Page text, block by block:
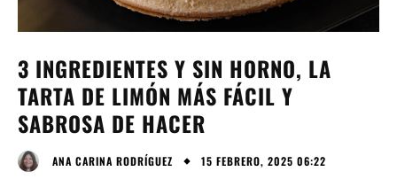
3 INGREDIENTES Y SIN HORNO, LA
TARTA DE LIMÓN MÁS FÁCIL Y
SABROSA DE HACER
ANA CARINA RODRÍGUEZ 15 FEBRERO, 2025 06:22